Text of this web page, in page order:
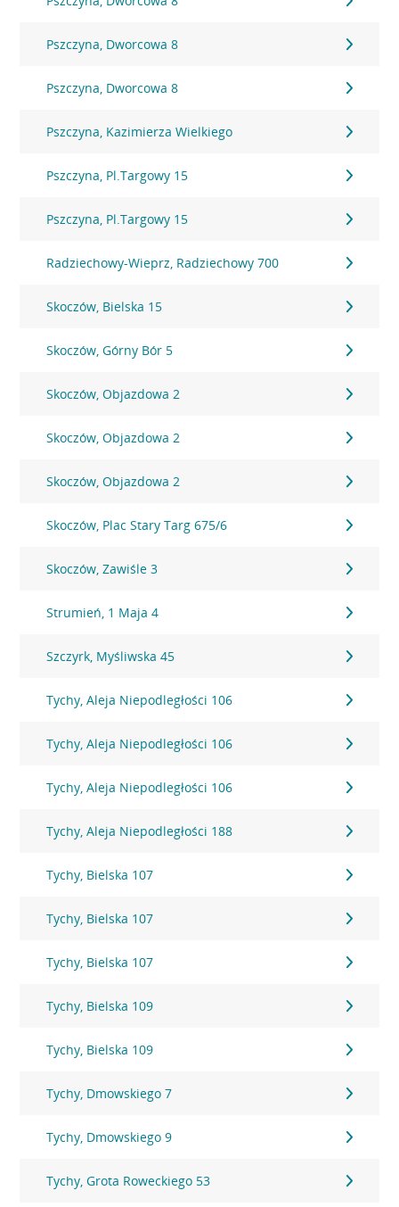
Pszczyna, Dworcowa 8
Pszczyna, Dworcowa 8
Pszczyna, Kazimierza Wielkiego
Pszczyna, Pl.Targowy 15
Pszczyna, Pl.Targowy 15
Radziechowy-Wieprz, Radziechowy 700
Skoczów, Bielska 15
Skoczów, Górny Bór 5
Skoczów, Objazdowa 2
Skoczów, Objazdowa 2
Skoczów, Objazdowa 2
Skoczów, Plac Stary Targ 675/6
Skoczów, Zawiśle 3
Strumień, 1 Maja 4
Szczyrk, Myśliwska 45
Tychy, Aleja Niepodległości 106
Tychy, Aleja Niepodległości 106
Tychy, Aleja Niepodległości 106
Tychy, Aleja Niepodległości 188
Tychy, Bielska 107
Tychy, Bielska 107
Tychy, Bielska 107
Tychy, Bielska 109
Tychy, Bielska 109
Tychy, Dmowskiego 7
Tychy, Dmowskiego 9
Tychy, Grota Roweckiego 53